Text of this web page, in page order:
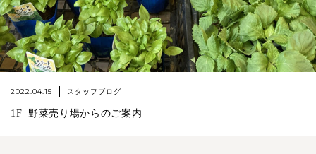
2022.04.15 スタッフブログ
1F| 野菜売り場からのご案内